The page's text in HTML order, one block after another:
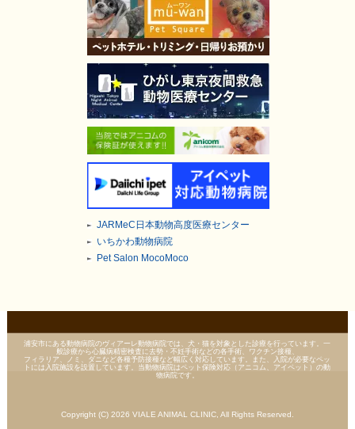
JARMeC日本動物高度医療センター
いちかわ動物病院
Pet Salon MocoMoco
浦安市にある動物病院のヴィアーレ動物病院では、犬・猫を対象とした診療を行っています。一
般診療から心臓病精密検査に去勢・不妊手術などの各手術、ワクチン接種、
フィラリア、ノミ、ダニなど各種予防接種など幅広く対応しています。また、入院が必要なペッ
トには入院施設を設置しています。当動物病院はペット保険対応（アニコム、アイペット）の動
物病院です。
Copyright (C) 2026 VIALE ANIMAL CLINIC, All Rights Reserved.